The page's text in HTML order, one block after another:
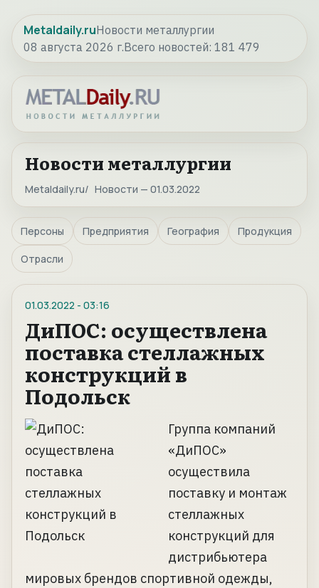
Metaldaily.ruНовости металлургии
08 августа 2026 г.Всего новостей: 181 479
Новости металлургии
Metaldaily.ru Новости — 01.03.2022
Персоны Предприятия География Продукция
Отрасли
01.03.2022 - 03:16
ДиПОС: осуществлена
поставка стеллажных
конструкций в
Подольск
Группа компаний
«ДиПОС»
осуществила
поставку и монтаж
стеллажных
конструкций для
дистрибьютера
мировых брендов спортивной одежды,